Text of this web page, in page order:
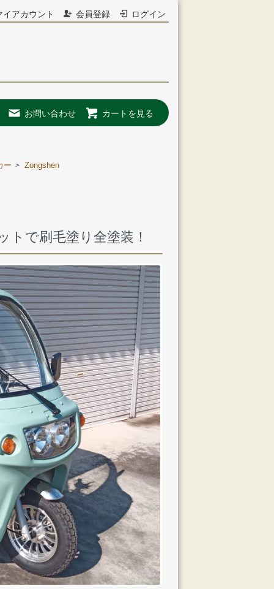
イアカウント 会員登録 ログイン
お問い合わせ カートを見る
ー > Zongshen
で刷毛塗り全塗装！